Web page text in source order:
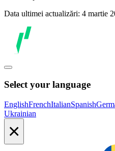
Data ultimei actualizări: 4 martie
Select your language
EnglishFrenchItalianSpanish
Ukrainian
×